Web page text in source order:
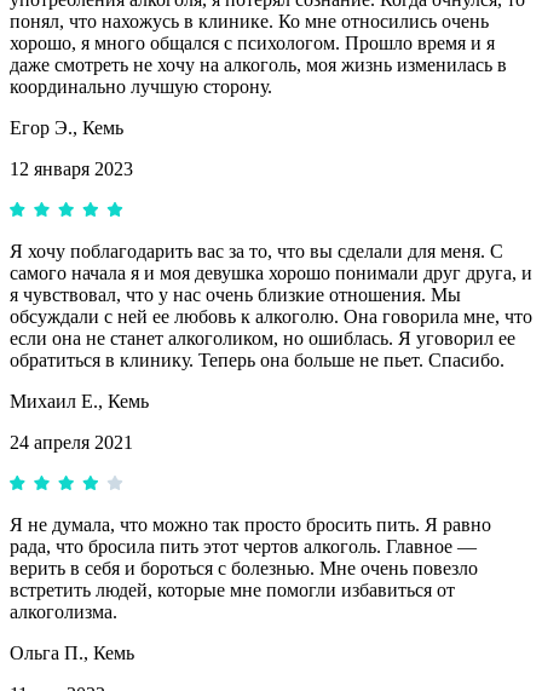
понял, что нахожусь в клинике. Ко мне относились очень
хорошо, я много общался с психологом. Прошло время и я
даже смотреть не хочу на алкоголь, моя жизнь изменилась в
координально лучшую сторону.
Егор Э., Кемь
12 января 2023
Я хочу поблагодарить вас за то, что вы сделали для меня. С
самого начала я и моя девушка хорошо понимали друг друга, и
я чувствовал, что у нас очень близкие отношения. Мы
обсуждали с ней ее любовь к алкоголю. Она говорила мне, что
если она не станет алкоголиком, но ошиблась. Я уговорил ее
обратиться в клинику. Теперь она больше не пьет. Спасибо.
Михаил Е., Кемь
24 апреля 2021
Я не думала, что можно так просто бросить пить. Я равно
рада, что бросила пить этот чертов алкоголь. Главное —
верить в себя и бороться с болезнью. Мне очень повезло
встретить людей, которые мне помогли избавиться от
алкоголизма.
Ольга П., Кемь